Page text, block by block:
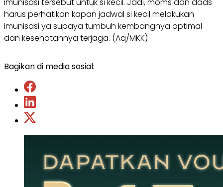
harus perhatikan kapan jadwal si kecil melakukan
imunisasi ya supaya tumbuh kembangnya optimal
dan kesehatannya terjaga. (Aq/MKK)
Bagikan di media sosial: